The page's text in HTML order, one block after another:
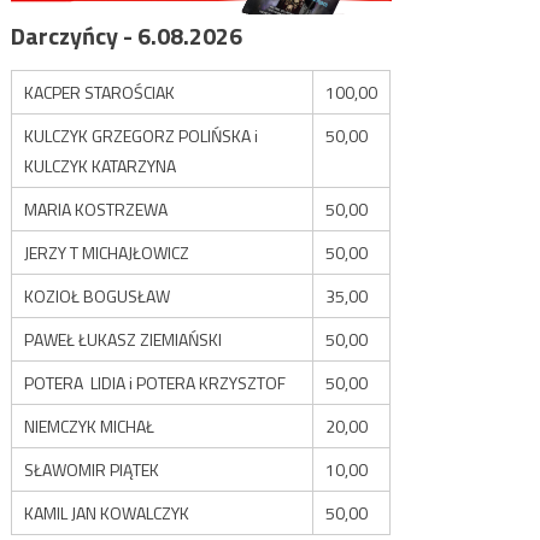
Darczyńcy - 6.08.2026
KACPER STAROŚCIAK
100,00
KULCZYK GRZEGORZ POLIŃSKA i
KULCZYK KATARZYNA
50,00
MARIA KOSTRZEWA
50,00
JERZY T MICHAJŁOWICZ
50,00
KOZIOŁ BOGUSŁAW
35,00
PAWEŁ ŁUKASZ ZIEMIAŃSKI
50,00
POTERA LIDIA i POTERA KRZYSZTOF
50,00
NIEMCZYK MICHAŁ
20,00
SŁAWOMIR PIĄTEK
10,00
KAMIL JAN KOWALCZYK
50,00